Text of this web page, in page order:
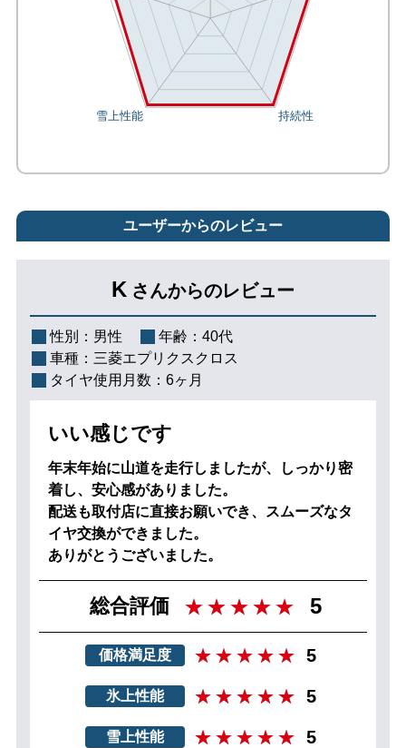
ユーザーからのレビュー
K さんからのレビュー
性別： 男性 年齢： 40代
車種： 三菱エプリクスクロス
タイヤ使用月数： 6ヶ月
いい感じです
年末年始に山道を走行しましたが、しっかり密
着し、安心感がありました。
配送も取付店に直接お願いでき、スムーズなタ
イヤ交換ができました。
ありがとうございました。
総合評価 5
価格満足度 5
氷上性能 5
雪上性能 5